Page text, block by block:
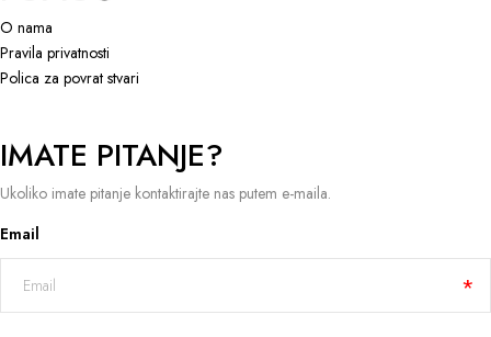
O nama
Pravila privatnosti
Polica za povrat stvari
IMATE PITANJE?
Ukoliko imate pitanje kontaktirajte nas putem e-maila.
Email